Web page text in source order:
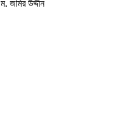
জমির উদ্দীন